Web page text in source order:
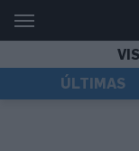
ÚLTIMAS